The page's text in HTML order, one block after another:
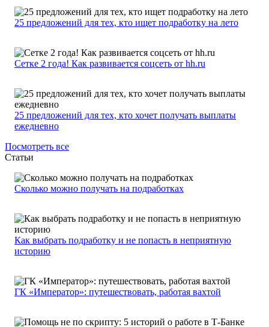
25 предложений для тех, кто ищет подработку на лето
Сетке 2 года! Как развивается соцсеть от hh.ru
25 предложений для тех, кто хочет получать выплаты
ежедневно
Посмотреть все
Статьи
Сколько можно получать на подработках
Как выбрать подработку и не попасть в неприятную
историю
ГК «Император»: путешествовать, работая вахтой